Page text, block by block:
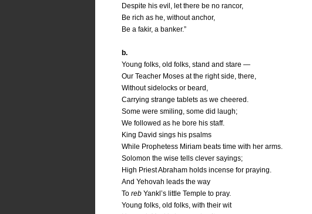
Despite his evil, let there be no rancor,
Be rich as he, without anchor,
Be a fakir, a banker.”
b.
Young folks, old folks, stand and stare —
Our Teacher Moses at the right side, there,
Without sidelocks or beard,
Carrying strange tablets as we cheered.
Some were smiling, some did laugh;
We followed as he bore his staff.
King David sings his psalms
While Prophetess Miriam beats time with her arms.
Solomon the wise tells clever sayings;
High Priest Abraham holds incense for praying.
And Yehovah leads the way
Toreb Yankl’s little Temple to pray.
Young folks, old folks, with their wit